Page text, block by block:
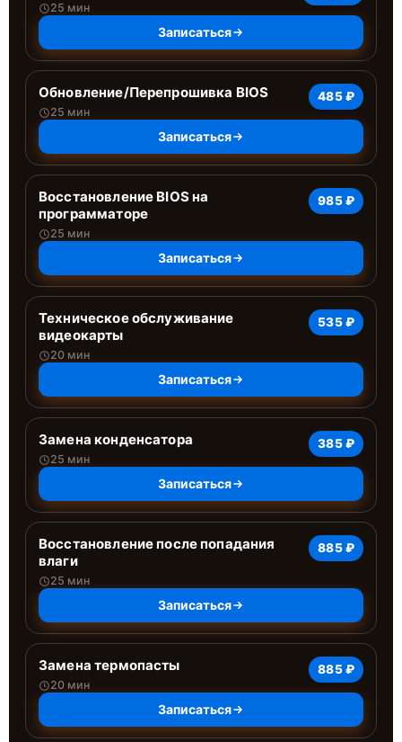
25 мин
Записаться
Обновление/Перепрошивка BIOS
25 мин
485 ₽
Записаться
Восстановление BIOS на
программаторе
25 мин
985 ₽
Записаться
Техническое обслуживание
видеокарты
20 мин
535 ₽
Записаться
Замена конденсатора
25 мин
385 ₽
Записаться
Восстановление после попадания
влаги
25 мин
885 ₽
Записаться
Замена термопасты
20 мин
885 ₽
Записаться